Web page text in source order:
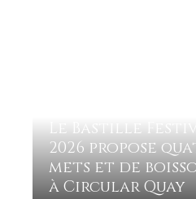
Le Bastille
2026 propose
mets et de
à Circular Quay